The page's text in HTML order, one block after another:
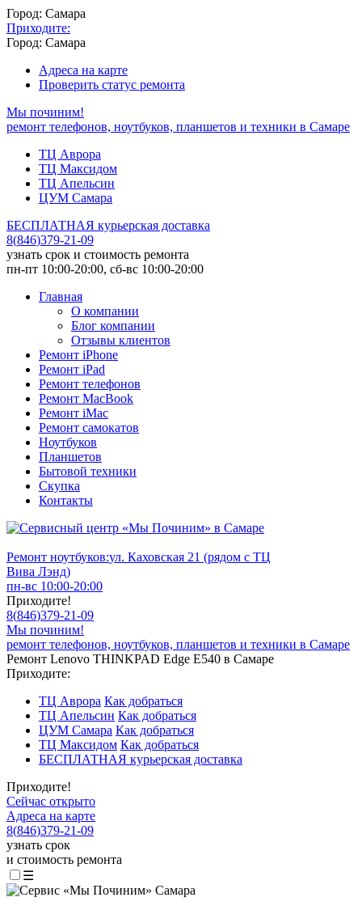
Город: Самара
Приходите:
Город: Самара
Адреса на карте
Проверить статус ремонта
Мы починим!
ремонт телефонов, ноутбуков, планшетов и техники в Самаре
ТЦ Аврора
ТЦ Максидом
ТЦ Апельсин
ЦУМ Самара
БЕСПЛАТНАЯ курьерская доставка
8(846)379-21-09
узнать срок и стоимость ремонта
пн-пт 10:00-20:00, сб-вс 10:00-20:00
Главная
О компании
Блог компании
Отзывы клиентов
Ремонт iPhone
Ремонт iPad
Ремонт телефонов
Ремонт MacBook
Ремонт iMac
Ремонт самокатов
Ноутбуков
Планшетов
Бытовой техники
Скупка
Контакты
Ремонт ноутбуков:ул. Каховская 21 (рядом с ТЦ
Вива Лэнд)
пн-вс 10:00-20:00
Приходите!
8(846)379-21-09
Мы починим!
ремонт телефонов, ноутбуков, планшетов и техники в Самаре
Ремонт Lenovo THINKPAD Edge E540 в Самаре
Приходите:
ТЦ Аврора Как добраться
ТЦ Апельсин Как добраться
ЦУМ Самара Как добраться
ТЦ Максидом Как добраться
БЕСПЛАТНАЯ курьерская доставка
Приходите!
Сейчас открыто
Адреса на карте
8(846)379-21-09
узнать срок
и стоимость ремонта
☰